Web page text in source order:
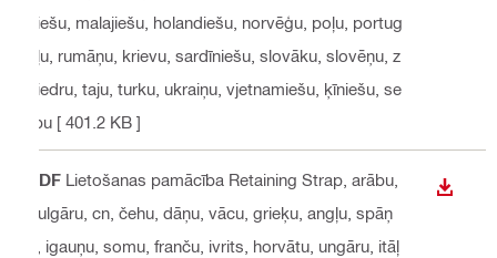
viešu, malajiešu, holandiešu, norvēģu, poļu, portug
āļu, rumāņu, krievu, sardīniešu, slovāku, slovēņu, z
viedru, taju, turku, ukraiņu, vjetnamiešu, ķīniešu, se
rbu [ 401.2 KB ]
PDF Lietošanas pamācība Retaining Strap , arābu,
bulgāru, cn, čehu, dāņu, vācu, grieķu, angļu, spāņ
u, igauņu, somu, franču, ivrits, horvātu, ungāru, itāļ